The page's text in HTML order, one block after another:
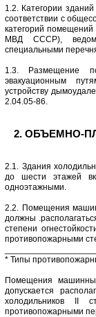
1.2. Категории
соответствии с
категорий
МВД СССР),
специальными
1.3. Размещение
эвакуационным
устройству
2.04.05-86.
2. ОБЪЕМНО-
2.1. Здания
до шести этажей
одноэтажными.
2.2. Помещения
должны
степени
противопожарными
* Типы
Помещения
допускается
холодильников II
противопожарными